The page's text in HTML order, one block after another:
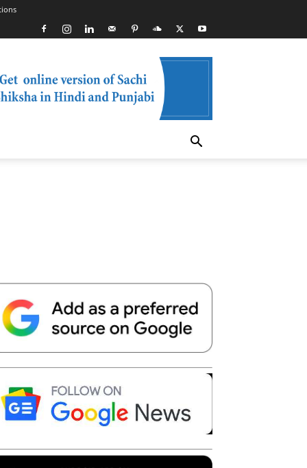
Telegram Copy URL